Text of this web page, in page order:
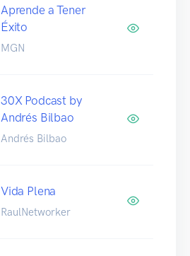
Aprende a Tener
Éxito
MGN
30X Podcast by
Andrés Bilbao
Andrés Bilbao
Vida Plena
RaulNetworker